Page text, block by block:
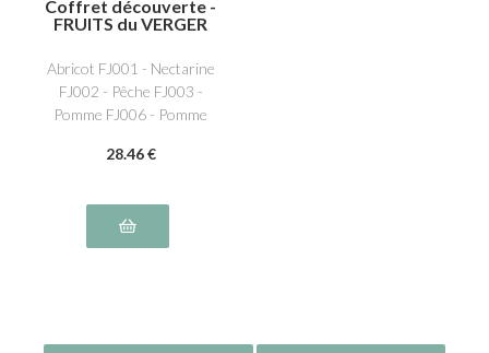
Coffret découverte -
FRUITS du VERGER
Abricot FJ001 - Nectarine
FJ002 - Pêche FJ003 -
Pomme FJ006 - Pomme
28.46 €